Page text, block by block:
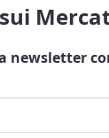
newsletter